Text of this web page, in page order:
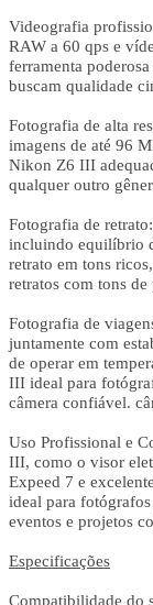
Videografia
RAW a 60 qps e
ferramenta
buscam qualidade
Fotografia de alta
imagens de até 96
Nikon Z6 III
qualquer outro
Fotografia de
incluindo equilíbrio
retrato em tons
retratos com tons
Fotografia de
juntamente com
de operar em
III ideal para
câmera confiável.
Uso Profissional e
III, como o visor
Expeed 7 e
ideal para
eventos e projetos
Especificações
Compatibilidade do